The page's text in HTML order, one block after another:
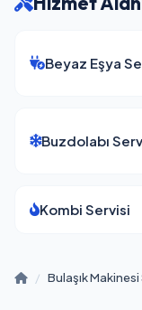
Beyaz Eşya
Buzdolabı
Kombi Servisi
/ Bulaşık Makinesi